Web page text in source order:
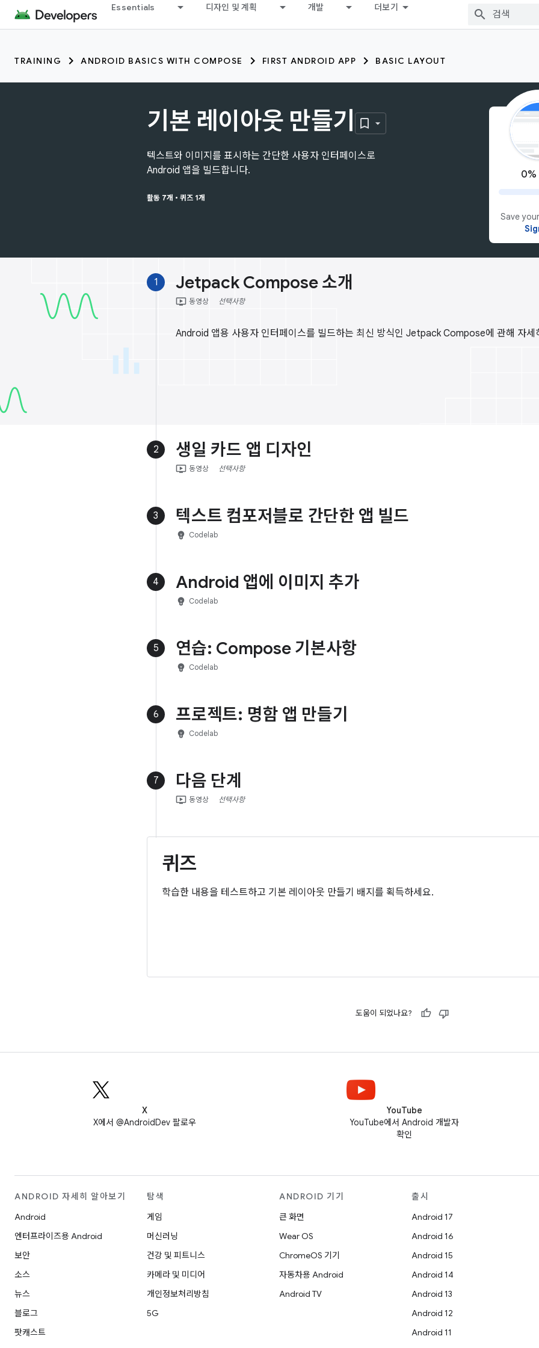
Essentials 디자인 및 계획 개발 더보기
TRAINING ANDROID BASICS WITH COMPOSE FIRST ANDROID APP BASIC LAYOUT
기본 레이아웃 만들기
텍스트와 이미지를 표시하는 간단한 사용자 인터페이스로
Android 앱을 빌드합니다.
활동 7개 • 퀴즈 1개
0%
Save
1 Jetpack Compose 소개
ondemand_video 동영상 선택사항
Android 앱용 사용자 인터페이스를 빌드하는 최신 방식인 Jetpack Compose에 관해 자세
2 생일 카드 앱 디자인
ondemand_video 동영상 선택사항
3 텍스트 컴포저블로 간단한 앱 빌드
emoji_objects Codelab
4 Android 앱에 이미지 추가
emoji_objects Codelab
5 연습: Compose 기본사항
emoji_objects Codelab
6 프로젝트: 명함 앱 만들기
emoji_objects Codelab
7 다음 단계
ondemand_video 동영상 선택사항
퀴즈
학습한 내용을 테스트하고 기본 레이아웃 만들기 배지를 획득하세요.
도움이 되었나요?
X
X에서 @AndroidDev 팔로우
YouTube
YouTube에서 Android 개발자
확인
ANDROID 자세히 알아보기
Android
엔터프라이즈용 Android
보안
소스
뉴스
블로그
팟캐스트
탐색
게임
머신러닝
건강 및 피트니스
카메라 및 미디어
개인정보처리방침
5G
ANDROID 기기
큰 화면
Wear OS
ChromeOS 기기
자동차용 Android
Android TV
출시
Android 17
Android 16
Android 15
Android 14
Android 13
Android 12
Android 11